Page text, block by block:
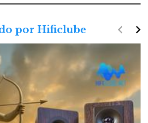
por Hificlube navigate_next
navigate_before